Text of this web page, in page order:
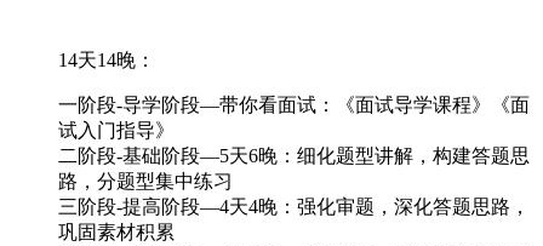
14天14晚：
一阶段-导学阶段—带你看面试：《面试导学课程》《面
试入门指导》
二阶段-基础阶段—5天6晚：细化题型讲解，构建答题思
路，分题型集中练习
三阶段-提高阶段—4天4晚：强化审题，深化答题思路，
巩固素材积累